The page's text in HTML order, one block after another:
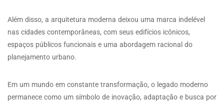
Além disso, a arquitetura moderna deixou uma marca indelével
nas cidades contemporâneas, com seus edifícios icônicos,
espaços públicos funcionais e uma abordagem racional do
planejamento urbano.
Em um mundo em constante transformação, o legado moderno
permanece como um símbolo de inovação, adaptação e busca por